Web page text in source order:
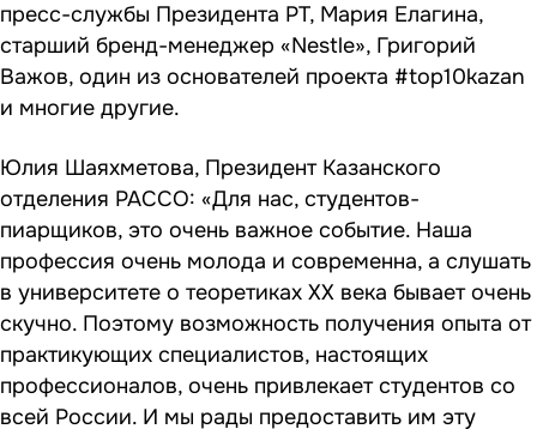
пресс-службы Президента РТ, Мария Елагина,
старший бренд-менеджер «Nestle», Григорий
Важов, один из основателей проекта #top10kazan
и многие другие.
Юлия Шаяхметова, Президент Казанского
отделения РАССО: «Для нас, студентов-
пиарщиков, это очень важное событие. Наша
профессия очень молода и современна, а слушать
в университете о теоретиках XX века бывает очень
скучно. Поэтому возможность получения опыта от
практикующих специалистов, настоящих
профессионалов, очень привлекает студентов со
всей России. И мы рады предоставить им эту